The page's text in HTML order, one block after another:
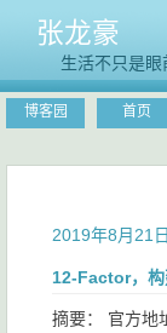
张龙豪
生活不只是眼
博客园 首页
2019年8月21日
12-Factor，构
摘要： 官方地